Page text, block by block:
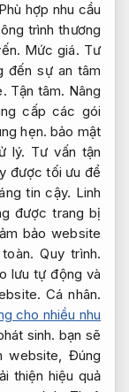
Phù hợp nhu cầu
trình thương
Mức giá. Tư
đến sự an tâm
Tận tâm. Nâng
cấp các gói
hẹn. bảo mật
lý. Tư vấn tận
được tối ưu để
tin cậy. Linh
được trang bị
bảo website
toàn.Quy trình.
lưu tự động và
Cá nhân.
cho nhiều nhu
sinh. bạn sẽ
website, Đúng
thiện hiệu quả